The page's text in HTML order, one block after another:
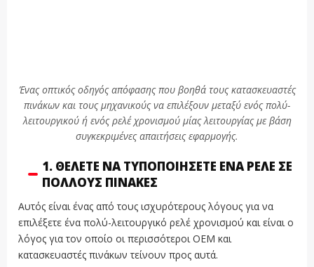
Ένας οπτικός οδηγός απόφασης που βοηθά τους κατασκευαστές
πινάκων και τους μηχανικούς να επιλέξουν μεταξύ ενός πολύ-
λειτουργικού ή ενός ρελέ χρονισμού μίας λειτουργίας με βάση
συγκεκριμένες απαιτήσεις εφαρμογής.
1. ΘΈΛΕΤΕ ΝΑ ΤΥΠΟΠΟΙΉΣΕΤΕ ΈΝΑ ΡΕΛΈ ΣΕ
ΠΟΛΛΟΎΣ ΠΊΝΑΚΕΣ
Αυτός είναι ένας από τους ισχυρότερους λόγους για να
επιλέξετε ένα πολύ-λειτουργικό ρελέ χρονισμού και είναι ο
λόγος για τον οποίο οι περισσότεροι OEM και
κατασκευαστές πινάκων τείνουν προς αυτά.